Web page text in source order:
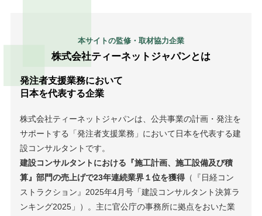
本サイトの監修・取材協力企業
株式会社ティーネットジャパンとは
発注者支援業務において
日本を代表する企業
株式会社ティーネットジャパンは、公共事業の計画・発注を
サポートする「発注者支援業務」において日本を代表する建
設コンサルタントです。
建設コンサルタントにおける『施工計画、施工設備及び積
算』部門の売上げで23年連続業界１位を獲得 （『日経コン
ストラクション』2025年4月号「建設コンサルタント決算ラ
ンキング2025」）。主に官公庁の事務所に拠点をおいた業